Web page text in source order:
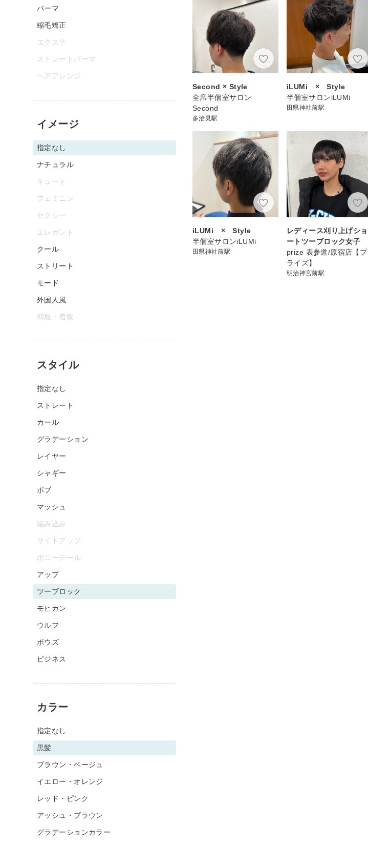
Second × Style
全席半個室サロン
Second
多治見駅
iLUMi × Style
半個室サロンiLUMi
田県神社前駅
iLUMi × Style
半個室サロンiLUMi
田県神社前駅
レディース刈り上げショ
ートツーブロック女子
prize 表参道/原宿店【プ
ライズ】
明治神宮前駅
パーマ
縮毛矯正
エクステ
ストレートパーマ
ヘアアレンジ
イメージ
指定なし
ナチュラル
キュート
フェミニン
セクシー
エレガント
クール
ストリート
モード
外国人風
和服・着物
スタイル
指定なし
ストレート
カール
グラデーション
レイヤー
シャギー
ボブ
マッシュ
編み込み
サイドアップ
ポニーテール
アップ
ツーブロック
モヒカン
ウルフ
ボウズ
ビジネス
カラー
指定なし
黒髪
ブラウン・ベージュ
イエロー・オレンジ
レッド・ピンク
アッシュ・ブラウン
グラデーションカラー